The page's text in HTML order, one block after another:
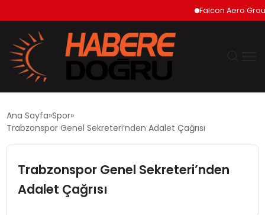
Falcon Aero Group,
SİYASET
Ana Sayfa Spor
Trabzonspor Genel Sekreteri’nden Adalet Çağrısı
Trabzonspor Genel Sekreteri’nden
Adalet Çağrısı